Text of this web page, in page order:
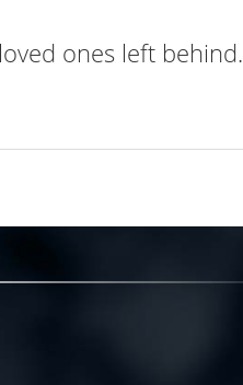
ones left behind.